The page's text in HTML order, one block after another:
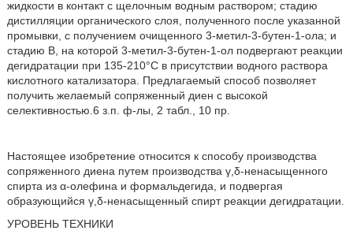
жидкости в контакт с щелочным водным раствором; стадию
дистилляции органического слоя, полученного после указанной
промывки, с получением очищенного 3-метил-3-бутен-1-ола; и
стадию В, на которой 3-метил-3-бутен-1-ол подвергают реакции
дегидратации при 135-210°С в присутствии водного раствора
кислотного катализатора. Предлагаемый способ позволяет
получить желаемый сопряженный диен с высокой
селективностью.6 з.п. ф-лы, 2 табл., 10 пр.
Настоящее изобретение относится к способу производства
сопряженного диена путем производства γ,δ-ненасыщенного
спирта из α-олефина и формальдегида, и подвергая
образующийся γ,δ-ненасыщенный спирт реакции дегидратации.
УРОВЕНЬ ТЕХНИКИ